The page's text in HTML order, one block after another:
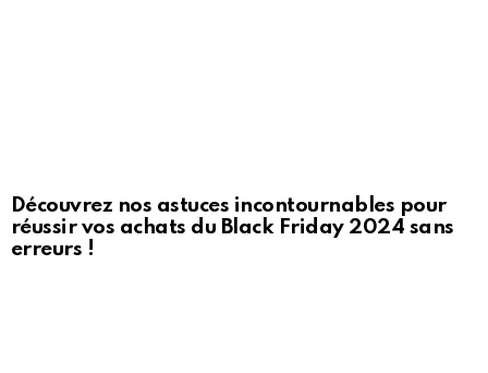
Découvrez nos astuces incontournables pour
réussir vos achats du Black Friday 2024 sans
erreurs !